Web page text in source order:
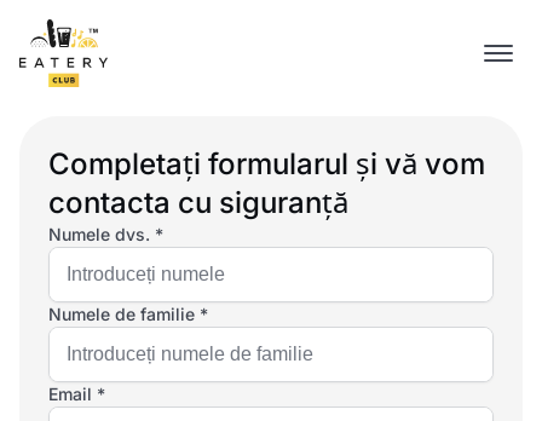
Completați formularul și vă vom
contacta cu siguranță
Numele dvs. *
Numele de familie *
Email *